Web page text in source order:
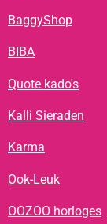
BaggyShop
BIBA
Quote kado's
Kalli Sieraden
Karma
Ook-Leuk
OOZOO horloges